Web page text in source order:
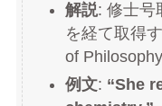
解説: 修士号
を経て取得
of
例文: “She